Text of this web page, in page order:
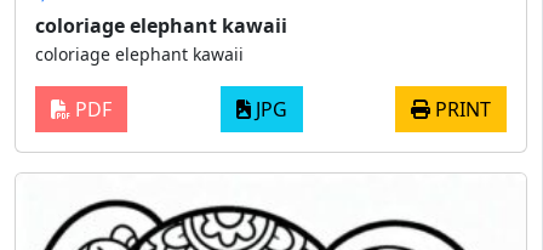
coloriage elephant kawaii
coloriage elephant kawaii
PDF JPG PRINT